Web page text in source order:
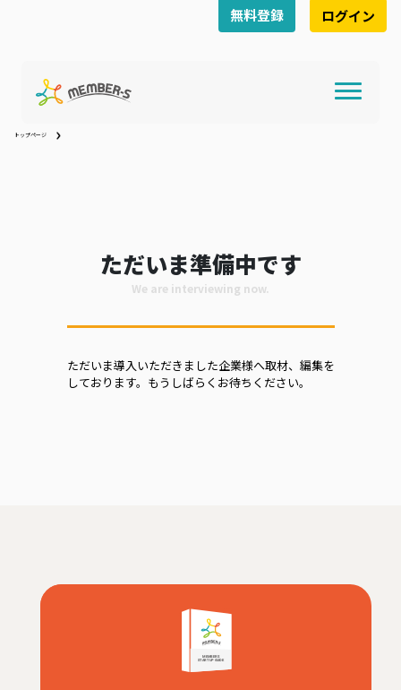
無料登録 ログイン
トップページ
ただいま準備中です
We are interviewing now.
ただいま導入いただきました企業様へ取材、編集を
しております。もうしばらくお待ちください。